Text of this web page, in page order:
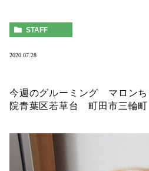
STAFF
2020.07.28
今週のグルーミング マロン
院青葉区若草台 町田市三輪